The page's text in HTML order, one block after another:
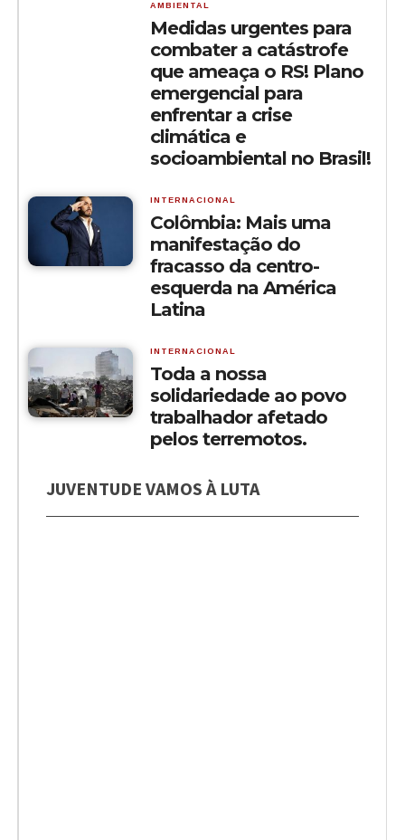
AMBIENTAL
Medidas urgentes para
combater a catástrofe
que ameaça o RS! Plano
emergencial para
enfrentar a crise
climática e
socioambiental no Brasil!
INTERNACIONAL
Colômbia: Mais uma
manifestação do
fracasso da centro-
esquerda na América
Latina
INTERNACIONAL
Toda a nossa
solidariedade ao povo
trabalhador afetado
pelos terremotos.
JUVENTUDE VAMOS À LUTA